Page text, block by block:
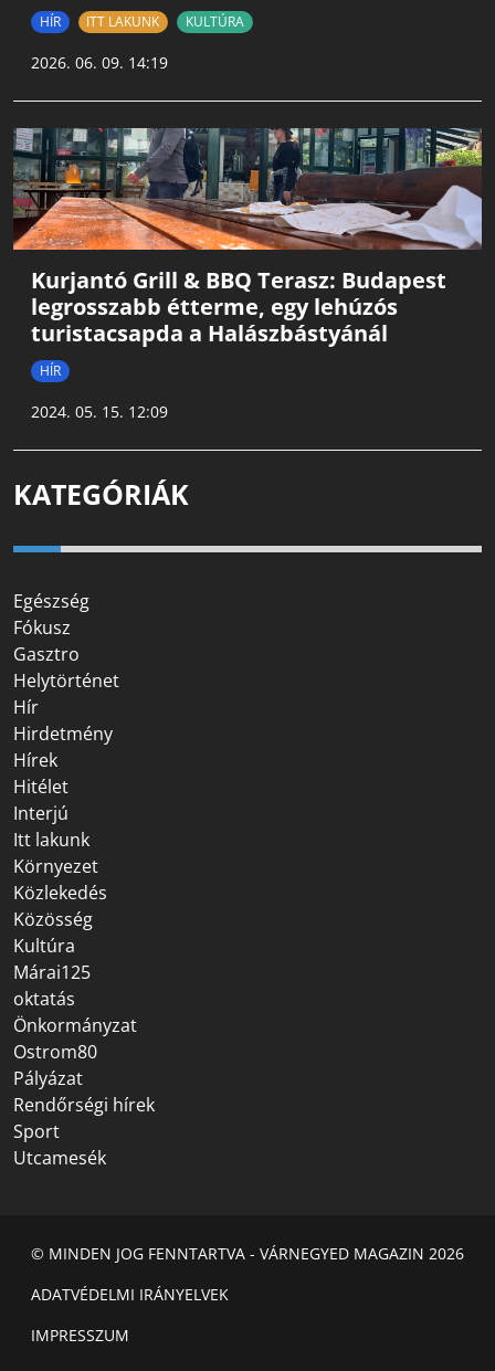
HÍR ITT LAKUNK KULTÚRA
2026. 06. 09. 14:19
Kurjantó Grill & BBQ Terasz: Budapest
legrosszabb étterme, egy lehúzós
turistacsapda a Halászbástyánál
HÍR
2024. 05. 15. 12:09
KATEGÓRIÁK
Egészség
Fókusz
Gasztro
Helytörténet
Hír
Hirdetmény
Hírek
Hitélet
Interjú
Itt lakunk
Környezet
Közlekedés
Közösség
Kultúra
Márai125
oktatás
Önkormányzat
Ostrom80
Pályázat
Rendőrségi hírek
Sport
Utcamesék
© MINDEN JOG FENNTARTVA - VÁRNEGYED MAGAZIN 2026
ADATVÉDELMI IRÁNYELVEK
IMPRESSZUM